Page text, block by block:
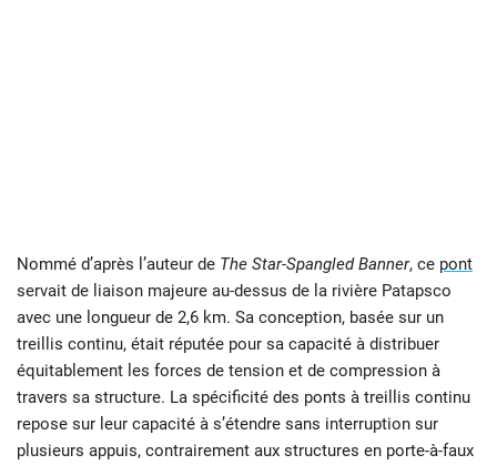
Nommé d’après l’auteur de The Star-Spangled Banner, ce pont
servait de liaison majeure au-dessus de la rivière Patapsco
avec une longueur de 2,6 km. Sa conception, basée sur un
treillis continu, était réputée pour sa capacité à distribuer
équitablement les forces de tension et de compression à
travers sa structure. La spécificité des ponts à treillis continu
repose sur leur capacité à s’étendre sans interruption sur
plusieurs appuis, contrairement aux structures en porte-à-faux